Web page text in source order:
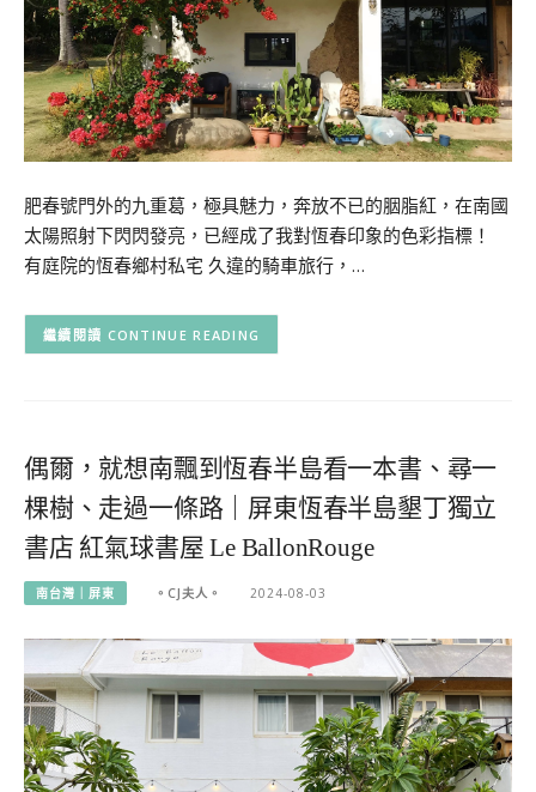
肥春號門外的九重葛，極具魅力，奔放不已的胭脂紅，在南國
太陽照射下閃閃發亮，已經成了我對恆春印象的色彩指標！
有庭院的恆春鄉村私宅 久違的騎車旅行，…
CONTINUE READING
偶爾，就想南飄到恆春半島看一本書、尋一
棵樹、走過一條路｜屏東恆春半島墾丁獨立
書店 紅氣球書屋 Le BallonRouge
南台灣｜屏東 。CJ夫人。 2024-08-03